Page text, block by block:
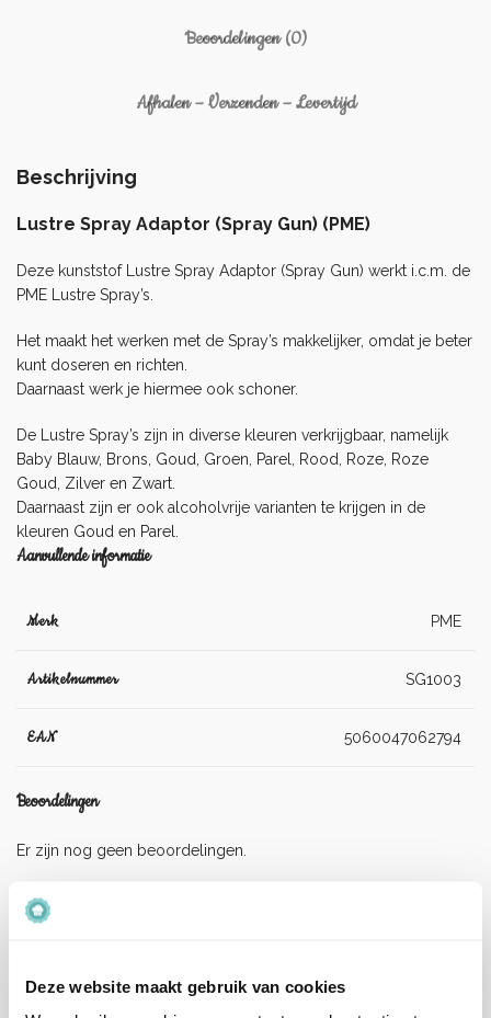
Deze website maakt gebruik van cookies
Beoordelingen (0)
Afhalen – Verzenden – Levertijd
Beschrijving
Lustre Spray Adaptor (Spray Gun) (PME)
Deze kunststof Lustre Spray Adaptor (Spray Gun) werkt i.c.m. de
PME Lustre Spray’s.
Het maakt het werken met de Spray’s makkelijker, omdat je beter
kunt doseren en richten.
Daarnaast werk je hiermee ook schoner.
De Lustre Spray’s zijn in diverse kleuren verkrijgbaar, namelijk
Baby Blauw, Brons, Goud, Groen, Parel, Rood, Roze, Roze
Goud, Zilver en Zwart
Daarnaast zijn er ook alcoholvrije varianten te krijgen in de
kleuren Goud en Parel
Aanvullende informatie
Merk PME
Artikelnummer SG1003
EAN 5060047062794
Beoordelingen
Er zijn nog geen beoordelingen.